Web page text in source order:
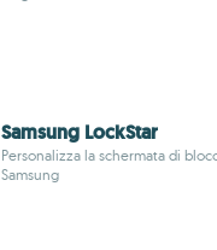
Samsung LockStar
Personalizza la schermata di
Samsung